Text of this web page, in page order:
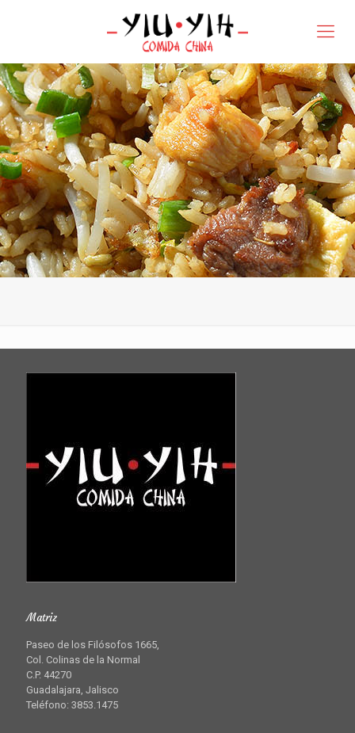
Matriz
Paseo de los Filósofos 1665,
Col. Colinas de la Normal
C.P. 44270
Guadalajara, Jalisco
Teléfono: 3853.1475